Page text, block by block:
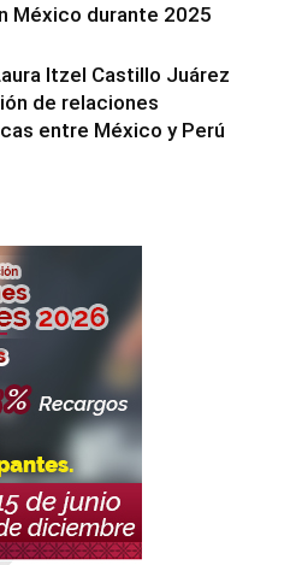
México durante 2025
Itzel Castillo Juárez
de relaciones
entre México y Perú